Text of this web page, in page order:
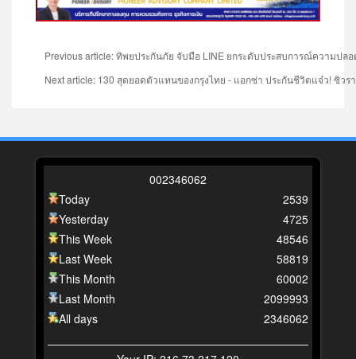
Previous article: ทิพยประกันภัย จับมือ LINE ยกระดับประสบการณ์ความปล
Next article: 130 สุดยอดตัวแทนของกรุงไทย - แอกซ่า ประกันชีวิตแจ๋ว! ซิว
002346062
Today
Yesterday
This Week
Last Week
This Month
Last Month
All days
2539
4725
48546
58819
60002
2099993
2346062